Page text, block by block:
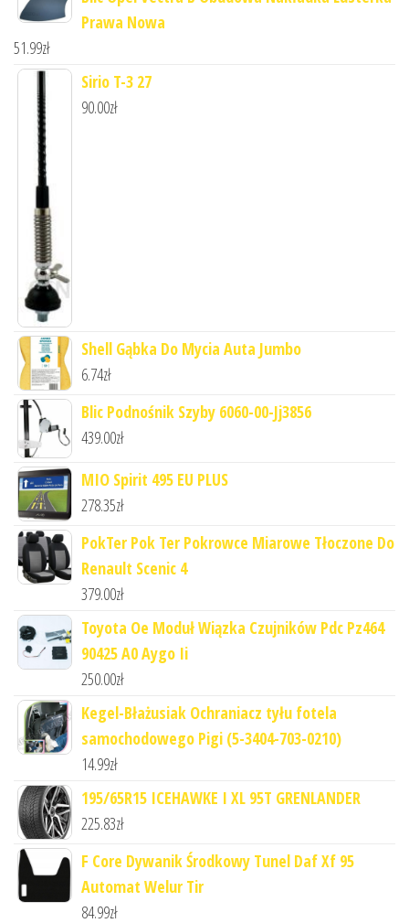
Prawa Nowa
51.99zł
Sirio T-3 27
90.00zł
Shell Gąbka Do Mycia Auta Jumbo
6.74zł
Blic Podnośnik Szyby 6060-00-Jj3856
439.00zł
MIO Spirit 495 EU PLUS
278.35zł
PokTer Pok Ter Pokrowce Miarowe Tłoczone Do
Renault Scenic 4
379.00zł
Toyota Oe Moduł Wiązka Czujników Pdc Pz464
90425 A0 Aygo Ii
250.00zł
Kegel-Błażusiak Ochraniacz tyłu fotela
samochodowego Pigi (5-3404-703-0210)
14.99zł
195/65R15 ICEHAWKE I XL 95T GRENLANDER
225.83zł
F Core Dywanik Środkowy Tunel Daf Xf 95
Automat Welur Tir
84.99zł